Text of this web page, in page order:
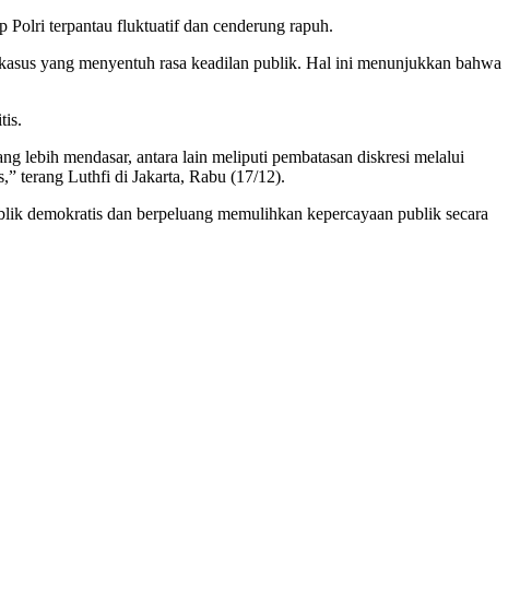
Polri terpantau fluktuatif dan cenderung rapuh.
yang menyentuh rasa keadilan publik. Hal ini menunjukkan bahwa
lebih mendasar, antara lain meliputi pembatasan diskresi melalui
terang Luthfi di Jakarta, Rabu (17/12).
demokratis dan berpeluang memulihkan kepercayaan publik secara